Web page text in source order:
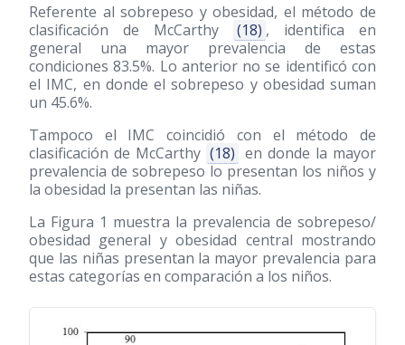
Referente al sobrepeso y obesidad, el método de
clasificación de McCarthy
(18) , identifica en
general una mayor prevalencia de estas
condiciones 83.5%. Lo anterior no se identificó con
el IMC, en donde el sobrepeso y obesidad suman
un 45.6%.
Tampoco el IMC coincidió con el método de
clasificación de McCarthy (18) en donde la mayor
prevalencia de sobrepeso lo presentan los niños y
la obesidad la presentan las niñas.
La Figura 1 muestra la prevalencia de sobrepeso/
obesidad general y obesidad central mostrando
que las niñas presentan la mayor prevalencia para
estas categorías en comparación a los niños.